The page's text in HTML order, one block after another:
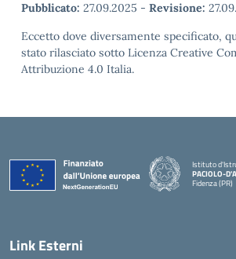
Pubblicato: 27.09.2025 - Revisione:
Eccetto dove diversamente specificato,
stato rilasciato sotto Licenza Creative
Attribuzione 4.0 Italia.
Istituto
PACIOLO-
Fidenza (PR)
Link Esterni